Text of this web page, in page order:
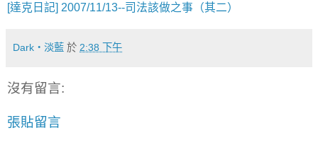
[達克日記] 2007/11/13--司法該做之事（其二）
Dark‧淡藍 於 2:38 下午
沒有留言:
張貼留言